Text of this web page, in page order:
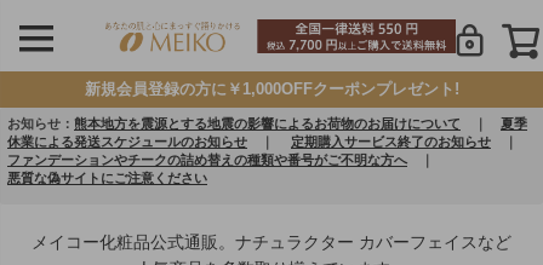
新規会員登録の方に￥1,000OFFクーポンプレゼント!
お知らせ： 熊本地方を震源とする地震の影響によるお荷物のお届けについて ｜ 夏季
休業による発送スケジュールのお知らせ ｜ 定期購入サービス終了のお知らせ ｜
ファンデーションやチークの詰め替えの種類や番号がご不明な方へ ｜
悪質な偽サイトにご注意ください
メイコー化粧品公式通販。ナチュラクター カバーフェイスなど